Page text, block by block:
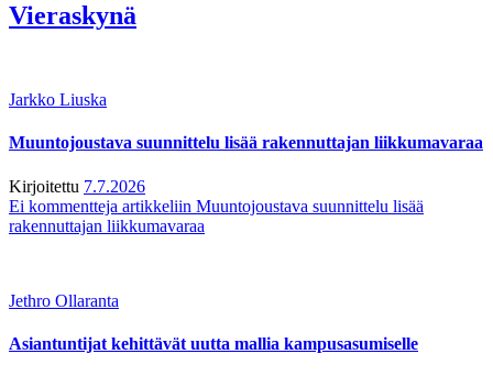
Vieraskynä
Jarkko Liuska
Muuntojoustava suunnittelu lisää rakennuttajan liikkumavaraa
Kirjoitettu 7.7.2026
Ei kommentteja artikkeliin Muuntojoustava suunnittelu lisää
rakennuttajan liikkumavaraa
Jethro Ollaranta
Asiantuntijat kehittävät uutta mallia kampusasumiselle